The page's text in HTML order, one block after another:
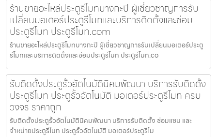
ร้านขายอะไหล่ประตูรีโมทบางกะปิ ผู้เชี่ยวชาญการรับ
เปลี่ยนมอเตอร์ประตูรีโมทและบริการติดตั้งและซ่อม
ประตูรีโมท ประตูรีโมท.com
ร้านขายอะไหล่ประตูรีโมทบางกะปิ ผู้เชี่ยวชาญการรับเปลี่ยนมอเตอร์ประตู
รีโมทและบริการติดตั้งและซ่อมประตูรีโมท ประตูรีโมท.co
รับติดตั้งประตูรั้วอัตโนมัตินิคมพัฒนา บริการรับติดตั้ง
ประตูรีโมท ประตูรั้วอัตโนมัติ มอเตอร์ประตูรีโมท ครบ
วงจร ราคาถูก
รับติดตั้งประตูรั้วอัตโนมัตินิคมพัฒนา บริการรับติดตั้ง ซ่อมแซม และ
จำหน่ายประตูรีโมท ประตูรั้วอัตโนมัติ มอเตอร์ประตูรีโม